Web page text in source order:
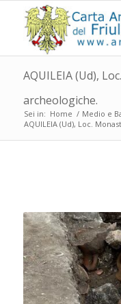
AQUILEIA (Ud),
archeologiche.
Sei in: Home / Medio e
AQUILEIA (Ud), Loc.